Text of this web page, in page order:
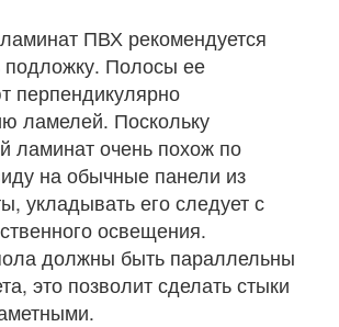
ПВХ рекомендуется
подложку. Полосы ее
перпендикулярно
ламелей. Поскольку
ламинат очень похож по
на обычные панели из
укладывать его следует с
освещения.
должны быть параллельны
это позволит сделать стыки